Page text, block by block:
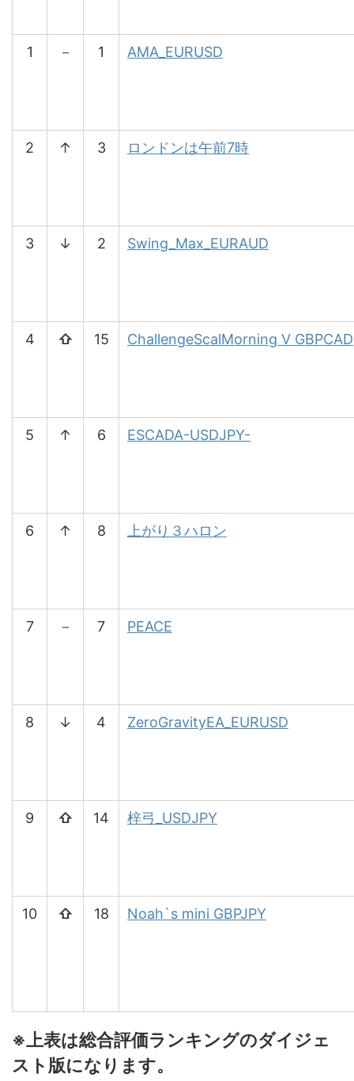
1 － 1 AMA_EURUSD
2 ↑ 3 ロンドンは午前7時
3 ↓ 2 Swing_Max_EURAUD
4 ⇧ 15 ChallengeScalMorning V GBPCAD
5 ↑ 6 ESCADA-USDJPY-
6 ↑ 8 上がり３ハロン
7 － 7 PEACE
8 ↓ 4 ZeroGravityEA_EURUSD
9 ⇧ 14 梓弓_USDJPY
10 ⇧ 18 Noah`s mini GBPJPY
※上表は総合評価ランキングのダイジェ
スト版になります。